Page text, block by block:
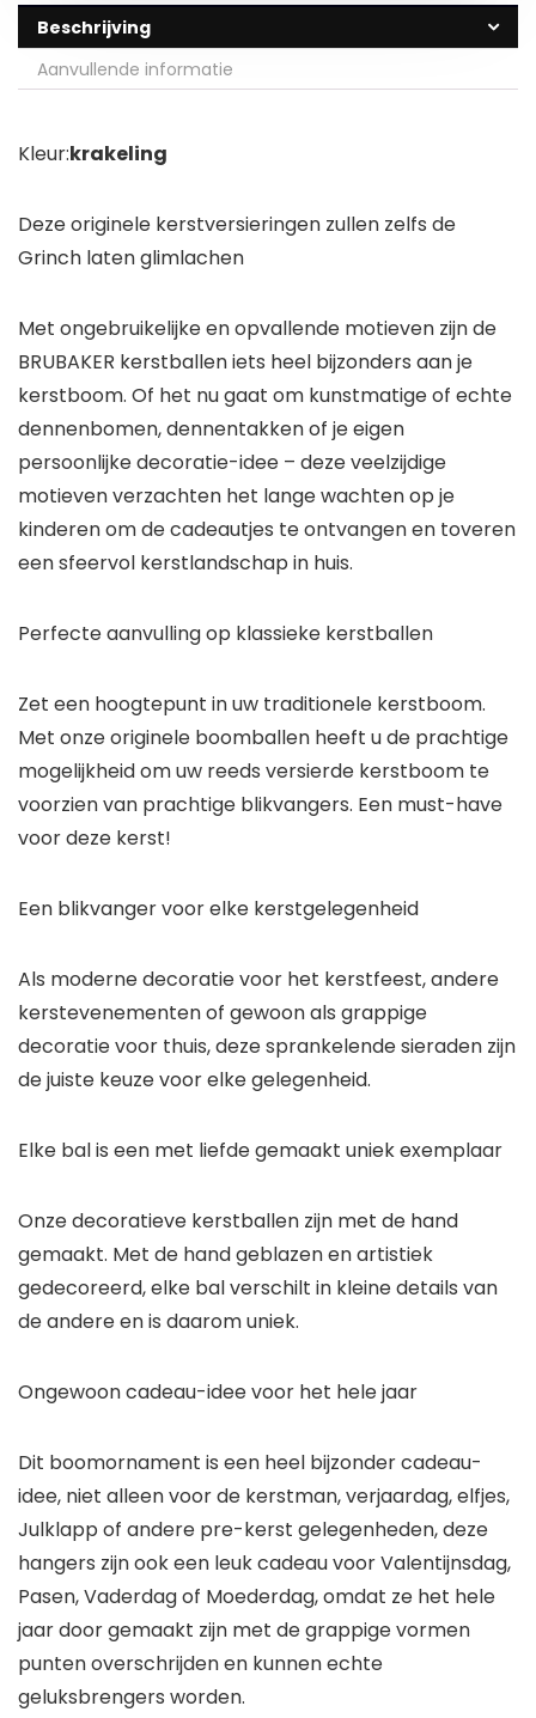
Beschrijving
Aanvullende informatie
Kleur:krakeling
Deze originele kerstversieringen zullen zelfs de
Grinch laten glimlachen
Met ongebruikelijke en opvallende motieven zijn de
BRUBAKER kerstballen iets heel bijzonders aan je
kerstboom. Of het nu gaat om kunstmatige of echte
dennenbomen, dennentakken of je eigen
persoonlijke decoratie-idee – deze veelzijdige
motieven verzachten het lange wachten op je
kinderen om de cadeautjes te ontvangen en toveren
een sfeervol kerstlandschap in huis.
Perfecte aanvulling op klassieke kerstballen
Zet een hoogtepunt in uw traditionele kerstboom.
Met onze originele boomballen heeft u de prachtige
mogelijkheid om uw reeds versierde kerstboom te
voorzien van prachtige blikvangers. Een must-have
voor deze kerst!
Een blikvanger voor elke kerstgelegenheid
Als moderne decoratie voor het kerstfeest, andere
kerstevenementen of gewoon als grappige
decoratie voor thuis, deze sprankelende sieraden zijn
de juiste keuze voor elke gelegenheid.
Elke bal is een met liefde gemaakt uniek exemplaar
Onze decoratieve kerstballen zijn met de hand
gemaakt. Met de hand geblazen en artistiek
gedecoreerd, elke bal verschilt in kleine details van
de andere en is daarom uniek.
Ongewoon cadeau-idee voor het hele jaar
Dit boomornament is een heel bijzonder cadeau-
idee, niet alleen voor de kerstman, verjaardag, elfjes,
Julklapp of andere pre-kerst gelegenheden, deze
hangers zijn ook een leuk cadeau voor Valentijnsdag,
Pasen, Vaderdag of Moederdag, omdat ze het hele
jaar door gemaakt zijn met de grappige vormen
punten overschrijden en kunnen echte
geluksbrengers worden.